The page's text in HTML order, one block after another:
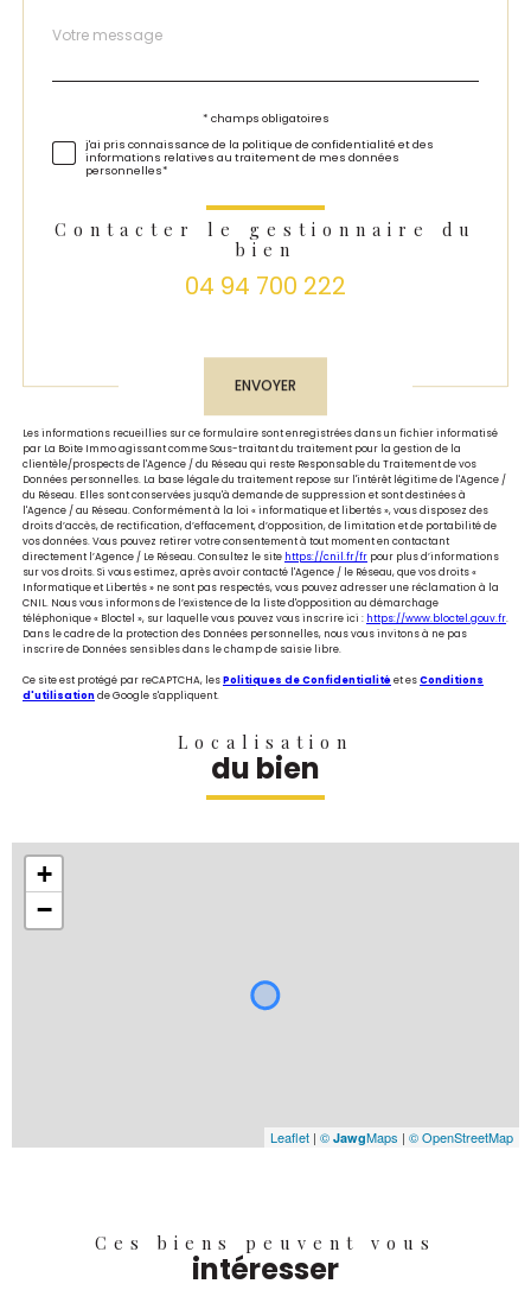
Fieldset
Message
*
* champs obligatoires
j'ai pris connaissance de la politique de confidentialité et des
informations relatives au traitement de mes données
personnelles*
Contacter le gestionnaire du
bien
04 94 700 222
ENVOYER
Les informations recueillies sur ce formulaire sont enregistrées dans un fichier informatisé
par La Boite Immo agissant comme Sous-traitant du traitement pour la gestion de la
clientèle/prospects de l'Agence / du Réseau qui reste Responsable du Traitement de vos
Données personnelles. La base légale du traitement repose sur l'intérêt légitime de l'Agence /
du Réseau. Elles sont conservées jusqu'à demande de suppression et sont destinées à
l'Agence / au Réseau. Conformément à la loi « informatique et libertés », vous disposez des
droits d’accès, de rectification, d’effacement, d’opposition, de limitation et de portabilité de
vos données. Vous pouvez retirer votre consentement à tout moment en contactant
directement l’Agence / Le Réseau. Consultez le site https://cnil.fr/fr pour plus d’informations
sur vos droits. Si vous estimez, après avoir contacté l'Agence / le Réseau, que vos droits «
Informatique et Libertés » ne sont pas respectés, vous pouvez adresser une réclamation à la
CNIL. Nous vous informons de l’existence de la liste d'opposition au démarchage
téléphonique « Bloctel », sur laquelle vous pouvez vous inscrire ici : https://www.bloctel.gouv.fr.
Dans le cadre de la protection des Données personnelles, nous vous invitons à ne pas
inscrire de Données sensibles dans le champ de saisie libre.
Ce site est protégé par reCAPTCHA, lesPolitiques de Confidentialitéet esConditions
d'utilisationde Google s'appliquent.
Localisation
du bien
+
−
Leaflet | © JawgMaps | © OpenStreetMap
Ces biens peuvent vous
intéresser